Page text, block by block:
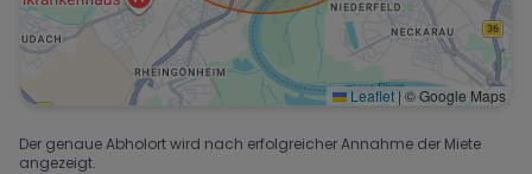
Leaflet | © Google Maps
Der genaue Abholort wird nach erfolgreicher Annahme der Miete
angezeigt.